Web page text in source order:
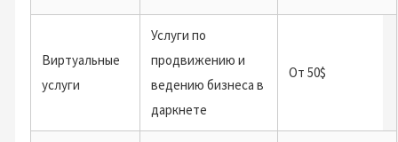
Виртуальные
услуги
Услуги по
продвижению и
ведению бизнеса в
даркнете
От 50$